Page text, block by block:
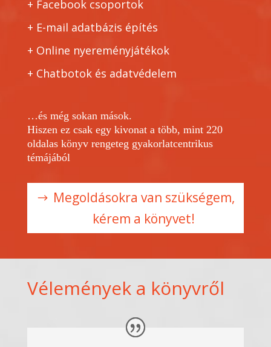
+ Facebook csoportok
+ E-mail adatbázis építés
+ Online nyereményjátékok
+ Chatbotok és adatvédelem
…és még sokan mások.
Hiszen ez csak egy kivonat a több, mint 220
oldalas könyv rengeteg gyakorlatcentrikus
témájából
Megoldásokra van szükségem,
kérem a könyvet!
Vélemények a könyvről